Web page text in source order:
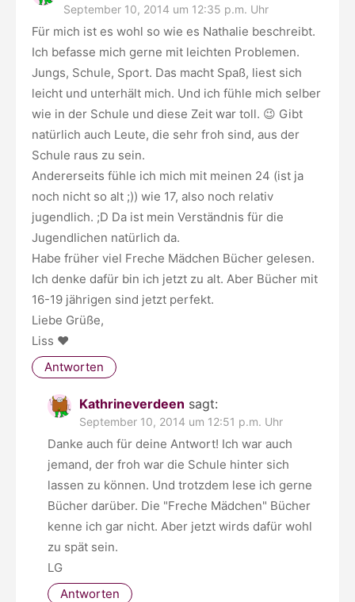
September 10, 2014 um 12:35 p.m. Uhr
Für mich ist es wohl so wie es Nathalie beschreibt.
Ich befasse mich gerne mit leichten Problemen.
Jungs, Schule, Sport. Das macht Spaß, liest sich
leicht und unterhält mich. Und ich fühle mich selber
wie in der Schule und diese Zeit war toll. 😉 Gibt
natürlich auch Leute, die sehr froh sind, aus der
Schule raus zu sein.
Andererseits fühle ich mich mit meinen 24 (ist ja
noch nicht so alt ;)) wie 17, also noch relativ
jugendlich. ;D Da ist mein Verständnis für die
Jugendlichen natürlich da.
Habe früher viel Freche Mädchen Bücher gelesen.
Ich denke dafür bin ich jetzt zu alt. Aber Bücher mit
16-19 jährigen sind jetzt perfekt.
Liebe Grüße,
Liss ♥
Antworten
Kathrineverdeen sagt:
September 10, 2014 um 12:51 p.m. Uhr
Danke auch für deine Antwort! Ich war auch
jemand, der froh war die Schule hinter sich
lassen zu können. Und trotzdem lese ich gerne
Bücher darüber. Die "Freche Mädchen" Bücher
kenne ich gar nicht. Aber jetzt wirds dafür wohl
zu spät sein.
LG
Antworten